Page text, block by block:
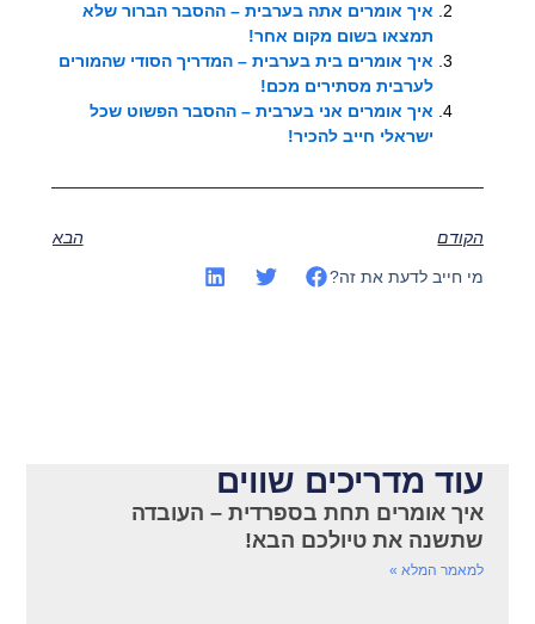
איך אומרים אתה בערבית – ההסבר הברור שלא
תמצאו בשום מקום אחר!
איך אומרים בית בערבית – המדריך הסודי שהמורים
לערבית מסתירים מכם!
איך אומרים אני בערבית – ההסבר הפשוט שכל
ישראלי חייב להכיר!
הקודם הבא
מי חייב לדעת את זה?
עוד מדריכים שווים
איך אומרים תחת בספרדית – העובדה
שתשנה את טיולכם הבא!
למאמר המלא »